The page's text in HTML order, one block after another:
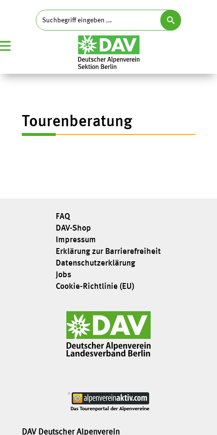
Search
for:
Search Button
Tourenberatung
FAQ
DAV-Shop
Impressum
Erklärung zur Barrierefreiheit
Datenschutzerklärung
Jobs
Cookie-Richtlinie (EU)
DAV Deutscher Alpenverein